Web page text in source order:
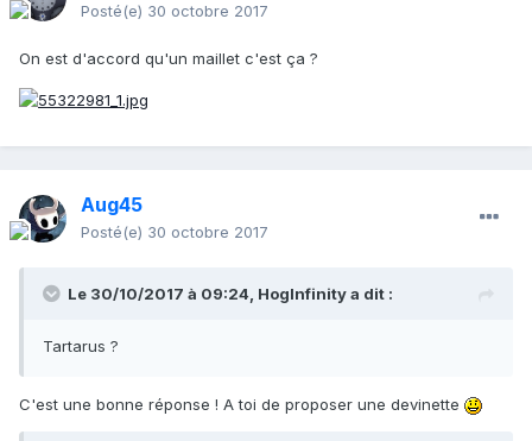
Posté(e) 30 octobre 2017
On est d'accord qu'un maillet c'est ça ?
Aug45
Posté(e) 30 octobre 2017
Le 30/10/2017 à 09:24, HogInfinitya dit :
Tartarus ?
C'est une bonne réponse ! A toi de proposer une devinette